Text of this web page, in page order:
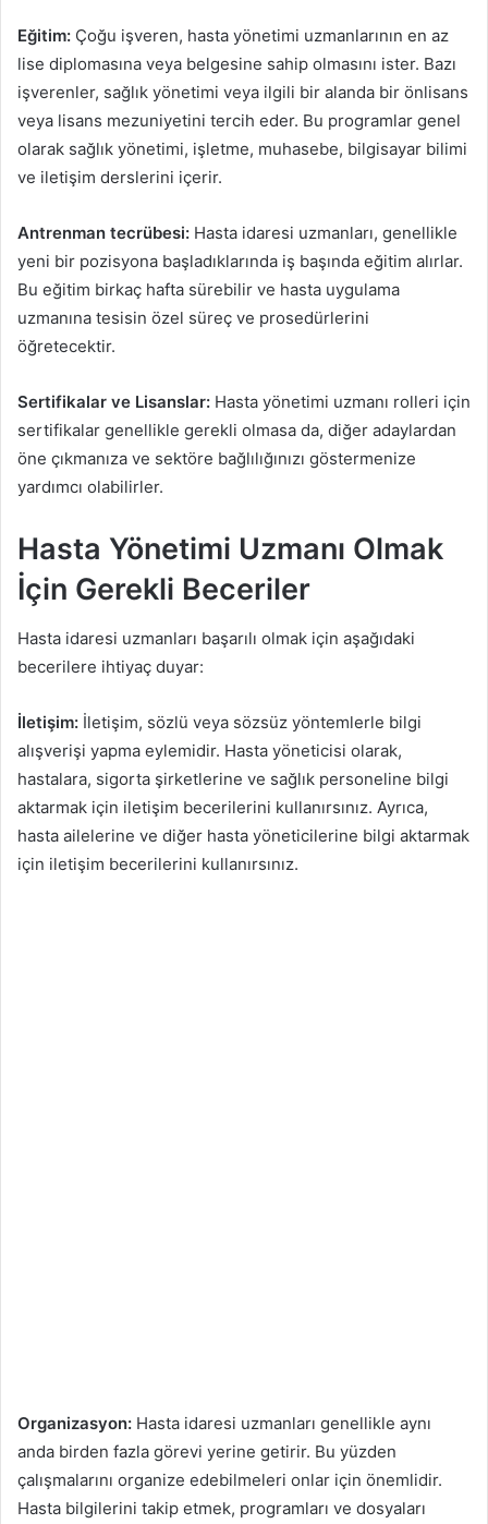
Eğitim: Çoğu işveren, hasta yönetimi uzmanlarının en az
lise diplomasına veya belgesine sahip olmasını ister. Bazı
işverenler, sağlık yönetimi veya ilgili bir alanda bir önlisans
veya lisans mezuniyetini tercih eder. Bu programlar genel
olarak sağlık yönetimi, işletme, muhasebe, bilgisayar bilimi
ve iletişim derslerini içerir.
Antrenman tecrübesi: Hasta idaresi uzmanları, genellikle
yeni bir pozisyona başladıklarında iş başında eğitim alırlar.
Bu eğitim birkaç hafta sürebilir ve hasta uygulama
uzmanına tesisin özel süreç ve prosedürlerini
öğretecektir.
Sertifikalar ve Lisanslar: Hasta yönetimi uzmanı rolleri için
sertifikalar genellikle gerekli olmasa da, diğer adaylardan
öne çıkmanıza ve sektöre bağlılığınızı göstermenize
yardımcı olabilirler.
Hasta Yönetimi Uzmanı Olmak
İçin Gerekli Beceriler
Hasta idaresi uzmanları başarılı olmak için aşağıdaki
becerilere ihtiyaç duyar:
İletişim: İletişim, sözlü veya sözsüz yöntemlerle bilgi
alışverişi yapma eylemidir. Hasta yöneticisi olarak,
hastalara, sigorta şirketlerine ve sağlık personeline bilgi
aktarmak için iletişim becerilerini kullanırsınız. Ayrıca,
hasta ailelerine ve diğer hasta yöneticilerine bilgi aktarmak
için iletişim becerilerini kullanırsınız.
Organizasyon: Hasta idaresi uzmanları genellikle aynı
anda birden fazla görevi yerine getirir. Bu yüzden
çalışmalarını organize edebilmeleri onlar için önemlidir.
Hasta bilgilerini takip etmek, programları ve dosyaları